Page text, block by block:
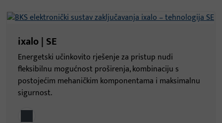
ixalo | SE
Energetski učinkovito rješenje za pristup nudi
fleksibilnu mogućnost proširenja, kombinaciju s
postojećim mehaničkim komponentama i maksimalnu
sigurnost.